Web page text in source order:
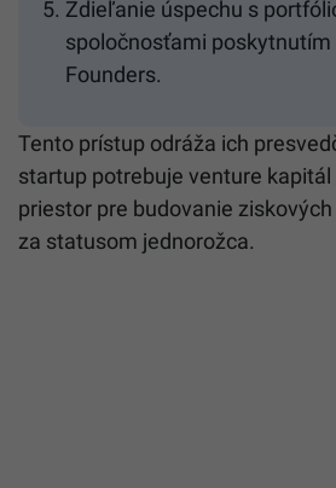
Zdieľanie úspechu s
spoločnosťami poskytnutím
Founders.
Tento prístup odráža ich
startup potrebuje venture kapitál
priestor pre budovanie
za statusom jednorožca.